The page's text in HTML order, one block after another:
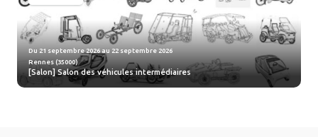
Du 21 septembre 2026 au 22 septembre 2026
Rennes (35000)
[Salon] Salon des véhicules intermédiaires